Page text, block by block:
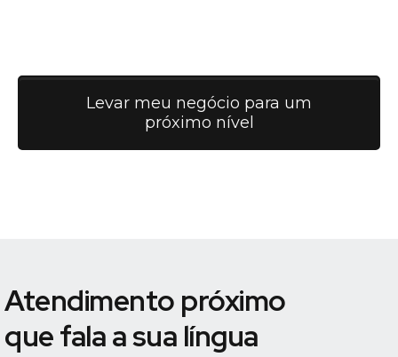
Levar meu negócio para um
próximo nível
Atendimento próximo
que fala a sua língua